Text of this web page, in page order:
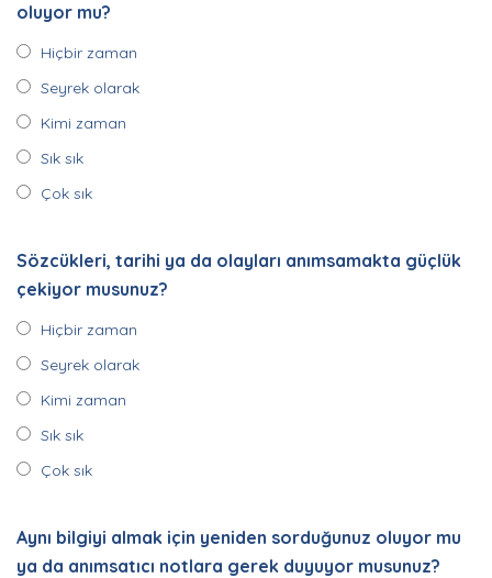
oluyor mu?
Hiçbir zaman
Seyrek olarak
Kimi zaman
Sık sık
Çok sık
Sözcükleri, tarihi ya da olayları anımsamakta güçlük
çekiyor musunuz?
Hiçbir zaman
Seyrek olarak
Kimi zaman
Sık sık
Çok sık
Aynı bilgiyi almak için yeniden sorduğunuz oluyor mu
ya da anımsatıcı notlara gerek duyuyor musunuz?